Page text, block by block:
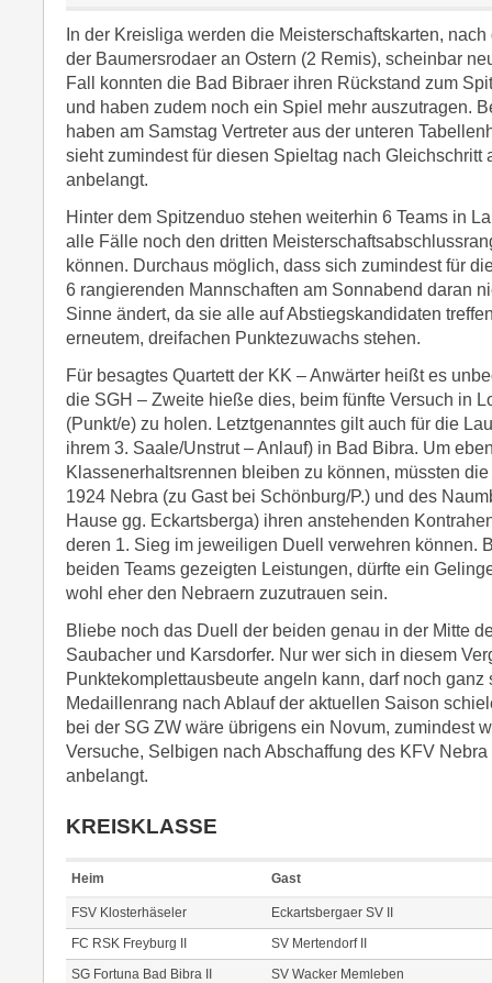
In der Kreisliga werden die Meisterschaftskarten,
der Baumersrodaer an Ostern (2 Remis), scheinbar
Fall konnten die Bad Bibraer ihren Rückstand zum
und haben zudem noch ein Spiel mehr auszutragen.
haben am Samstag Vertreter aus der unteren
sieht zumindest für diesen Spieltag nach Gleichschritt
anbelangt.
Hinter dem Spitzenduo stehen weiterhin 6 Teams in
alle Fälle noch den dritten
können. Durchaus möglich, dass sich zumindest für
6 rangierenden Mannschaften am Sonnabend daran
Sinne ändert, da sie alle auf Abstiegskandidaten
erneutem, dreifachen Punktezuwachs stehen.
Für besagtes Quartett der KK – Anwärter heißt es
die SGH – Zweite hieße dies, beim fünfte Versuch in
(Punkt/e) zu holen. Letztgenanntes gilt auch für die
ihrem 3. Saale/Unstrut – Anlauf) in Bad Bibra. Um
Klassenerhaltsrennen bleiben zu können, müssten
1924 Nebra (zu Gast bei Schönburg/P.) und des
Hause gg. Eckartsberga) ihren anstehenden
deren 1. Sieg im jeweiligen Duell verwehren können.
beiden Teams gezeigten Leistungen, dürfte ein
wohl eher den Nebraern zuzutrauen sein.
Bliebe noch das Duell der beiden genau in der Mitte
Saubacher und Karsdorfer. Nur wer sich in diesem
Punktekomplettausbeute angeln kann, darf noch ganz
Medaillenrang nach Ablauf der aktuellen Saison
bei der SG ZW wäre übrigens ein Novum, zumindest
Versuche, Selbigen nach Abschaffung des KFV
anbelangt.
KREISKLASSE
Heim Gast
FSV Klosterhäseler
Eckartsbergaer SV II
FC RSK Freyburg II
SV Mertendorf II
SG Fortuna Bad Bibra II
SV Wacker Memleben